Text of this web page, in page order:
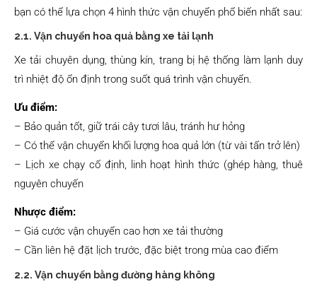
bạn có thể lựa chọn 4 hình thức vận chuyển phổ biến nhất sau:
2.1. Vận chuyển hoa quả bằng xe tải lạnh
Xe tải chuyên dụng, thùng kín, trang bị hệ thống làm lạnh duy
trì nhiệt độ ổn định trong suốt quá trình vận chuyển.
Ưu điểm:
– Bảo quản tốt, giữ trái cây tươi lâu, tránh hư hỏng
– Có thể vận chuyển khối lượng hoa quả lớn (từ vài tấn trở lên)
– Lịch xe chạy cố định, linh hoạt hình thức (ghép hàng, thuê
nguyên chuyến
Nhược điểm:
– Giá cước vận chuyển cao hơn xe tải thường
– Cần liên hệ đặt lịch trước, đặc biệt trong mùa cao điểm
2.2. Vận chuyển bằng đường hàng không